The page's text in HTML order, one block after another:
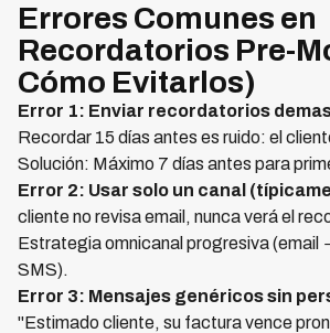
Errores Comunes en
Recordatorios Pre-
Cómo Evitarlos)
Error 1: Enviar recordatorios
Recordar 15 días antes es ruido: el
Solución: Máximo 7 días antes para
Error 2: Usar solo un canal
cliente no revisa email, nunca verá el
Estrategia omnicanal progresiva
SMS).
Error 3: Mensajes genéricos sin
"Estimado cliente, su factura vence